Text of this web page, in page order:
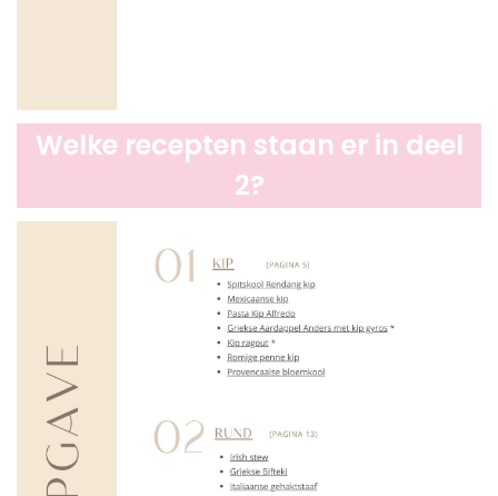
Welke recepten staan er in deel
2?